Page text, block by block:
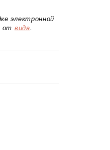
электронной
от вида.